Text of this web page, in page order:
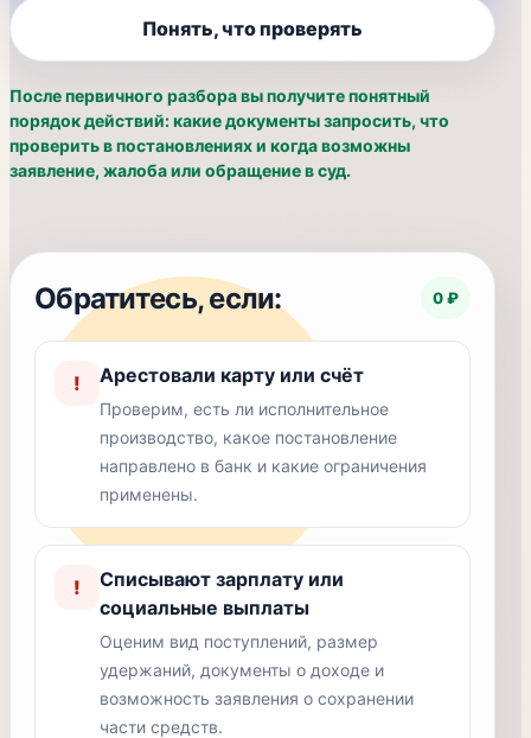
Понять, что проверять
После первичного разбора вы получите понятный
порядок действий: какие документы запросить, что
проверить в постановлениях и когда возможны
заявление, жалоба или обращение в суд.
Обратитесь, если: 0 ₽
! Арестовали карту или счёт
Проверим, есть ли исполнительное
производство, какое постановление
направлено в банк и какие ограничения
применены.
!
Списывают зарплату или
социальные выплаты
Оценим вид поступлений, размер
удержаний, документы о доходе и
возможность заявления о сохранении
части средств.